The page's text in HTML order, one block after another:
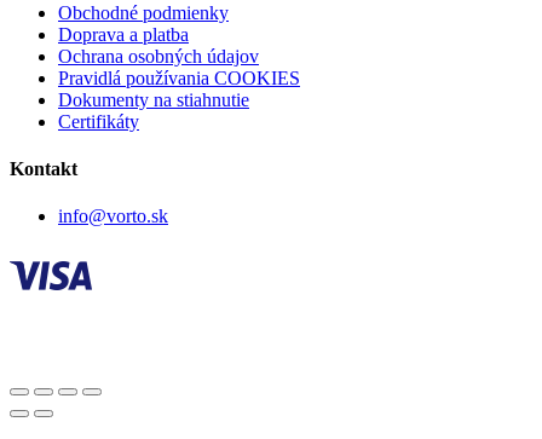
Obchodné podmienky
Doprava a platba
Ochrana osobných údajov
Pravidlá používania COOKIES
Dokumenty na stiahnutie
Certifikáty
Kontakt
info@vorto.sk